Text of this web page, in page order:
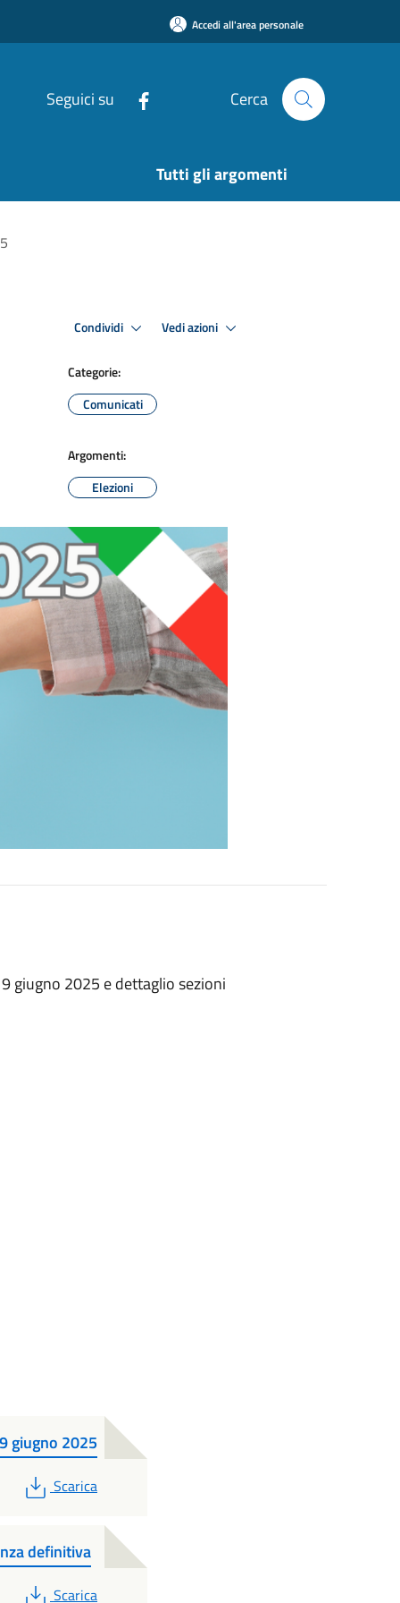
Accedi all'area personale
Seguici su Cerca
Tutti gli argomenti
Condividi Vedi azioni
Categorie:
Comunicati
Argomenti:
Elezioni
giugno 2025 e dettaglio sezioni
giugno 2025
PDF
Scarica
definitiva
PDF
Scarica